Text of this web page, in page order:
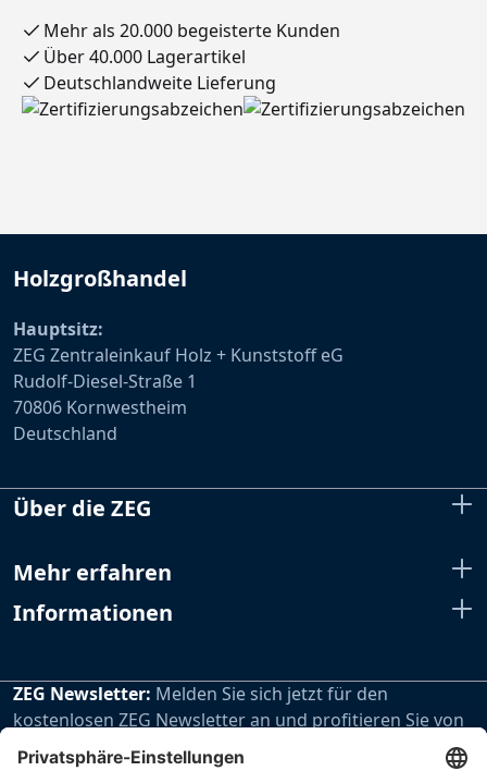
Mehr als 20.000 begeisterte Kunden
Über 40.000 Lagerartikel
Deutschlandweite Lieferung
Holzgroßhandel
Hauptsitz:
ZEG Zentraleinkauf Holz + Kunststoff eG
Rudolf-Diesel-Straße 1
70806 Kornwestheim
Deutschland
Über die ZEG
Mehr erfahren
Informationen
ZEG Newsletter: Melden Sie sich jetzt für den
kostenlosen ZEG Newsletter an und profitieren Sie von
den extra Vorteilen unseres regelmäßig erscheinenden